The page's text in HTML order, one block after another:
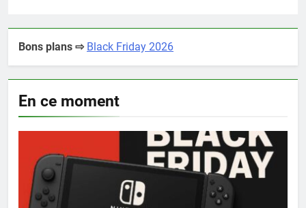
Bons plans ⇨ Black Friday 2026
En ce moment